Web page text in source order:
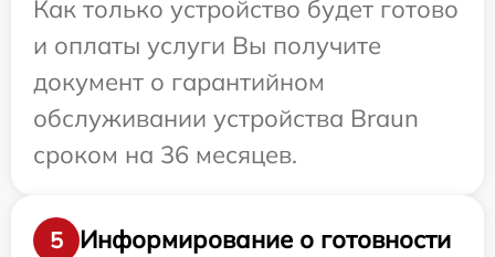
Как только устройство будет готово
и оплаты услуги Вы получите
документ о гарантийном
обслуживании устройства Braun
сроком на 36 месяцев.
5
Информирование о готовности